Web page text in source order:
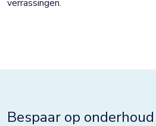
verrassingen.
Bespaar op